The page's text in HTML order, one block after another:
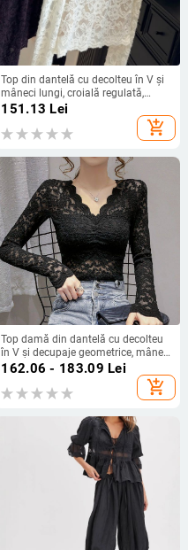
Top din dantelă cu decolteu în V și
mâneci lungi, croială regulată,
culoare uni, poliester, lungime 50-65
151.13 Lei
add_shopping_cart
Top damă din dantelă cu decolteu
în V și decupaje geometrice, mâneci
lungi, pentru toamnă–iarna.
162.06 - 183.09 Lei
add_shopping_cart